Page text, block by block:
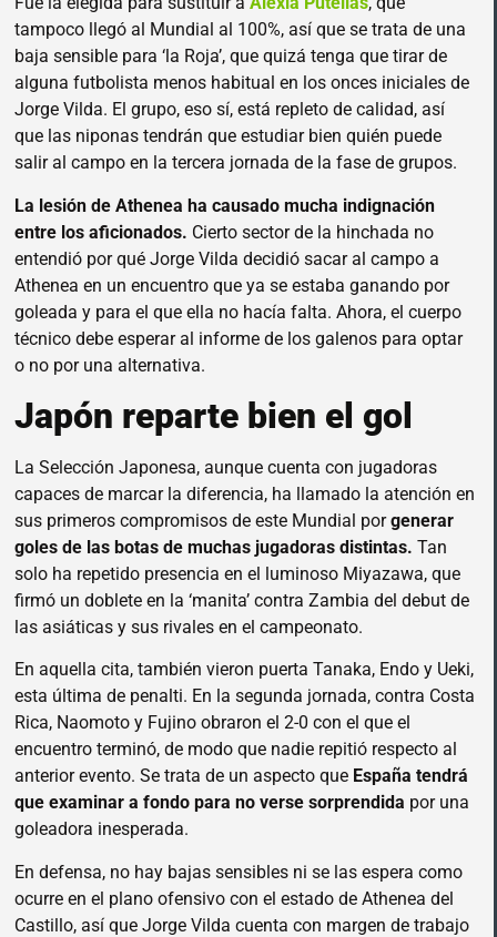
tampoco llegó al Mundial al 100%, así que se trata de una
baja sensible para ‘la Roja’, que quizá tenga que tirar de
alguna futbolista menos habitual en los onces iniciales de
Jorge Vilda. El grupo, eso sí, está repleto de calidad, así
que las niponas tendrán que estudiar bien quién puede
salir al campo en la tercera jornada de la fase de grupos.
La lesión de Athenea ha causado mucha indignación
entre los aficionados. Cierto sector de la hinchada no
entendió por qué Jorge Vilda decidió sacar al campo a
Athenea en un encuentro que ya se estaba ganando por
goleada y para el que ella no hacía falta. Ahora, el cuerpo
técnico debe esperar al informe de los galenos para optar
o no por una alternativa.
Japón reparte bien el gol
La Selección Japonesa, aunque cuenta con jugadoras
capaces de marcar la diferencia, ha llamado la atención en
sus primeros compromisos de este Mundial porgenerar
goles de las botas de muchas jugadoras distintas. Tan
solo ha repetido presencia en el luminoso Miyazawa, que
firmó un doblete en la ‘manita’ contra Zambia del debut de
las asiáticas y sus rivales en el campeonato.
En aquella cita, también vieron puerta Tanaka, Endo y Ueki,
esta última de penalti. En la segunda jornada, contra Costa
Rica, Naomoto y Fujino obraron el 2-0 con el que el
encuentro terminó, de modo que nadie repitió respecto al
anterior evento. Se trata de un aspecto que España tendrá
que examinar a fondo para no verse sorprendida por una
goleadora inesperada.
En defensa, no hay bajas sensibles ni se las espera como
ocurre en el plano ofensivo con el estado de Athenea del
Castillo, así que Jorge Vilda cuenta con margen de trabajo